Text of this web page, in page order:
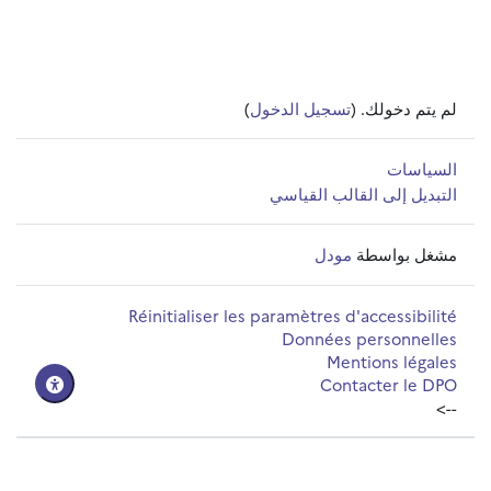
لم يتم دخولك. (تسجيل الدخول)
السياسات
التبديل إلى القالب القياسي
مشغل بواسطة مودل
Réinitialiser les paramètres d'accessibilité
Données personnelles
Mentions légales
Contacter le DPO
-->